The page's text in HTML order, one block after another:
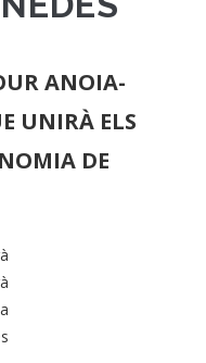
ANOIA-
UNIRÀ ELS
DE